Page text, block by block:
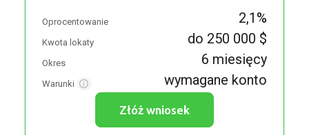
Oprocentowanie 2,1%
Kwota lokaty do 250 000 $
Okres 6 miesięcy
Warunki wymagane konto
Złóż wniosek